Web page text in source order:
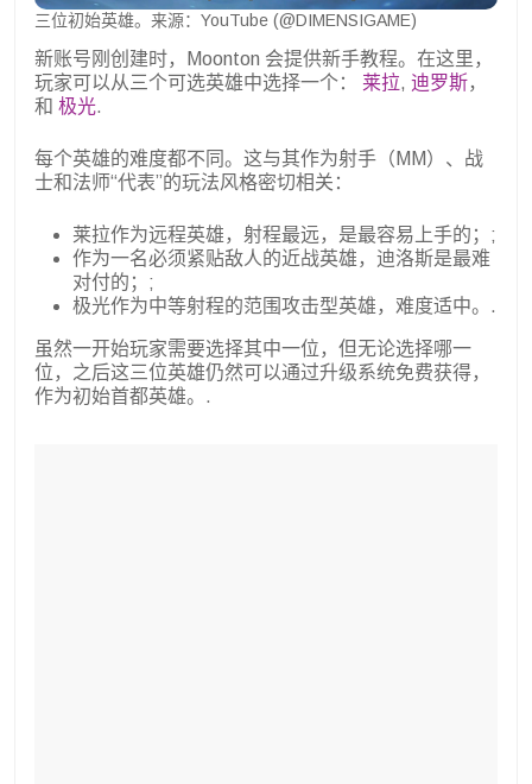
三位初始英雄。来源：YouTube (@DIMENSIGAME)
新账号刚创建时，Moonton 会提供新手教程。在这里，
玩家可以从三个可选英雄中选择一个： 莱拉, 迪罗斯，
和 极光.
每个英雄的难度都不同。这与其作为射手（MM）、战
士和法师“代表”的玩法风格密切相关：
莱拉作为远程英雄，射程最远，是最容易上手的；;
作为一名必须紧贴敌人的近战英雄，迪洛斯是最难
对付的；;
极光作为中等射程的范围攻击型英雄，难度适中。.
虽然一开始玩家需要选择其中一位，但无论选择哪一
位，之后这三位英雄仍然可以通过升级系统免费获得，
作为初始首都英雄。.